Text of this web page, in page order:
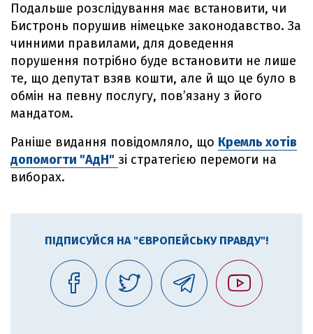
Подальше розслідування має встановити, чи
Бистронь порушив німецьке законодавство. За
чинними правилами, для доведення
порушення потрібно буде встановити не лише
те, що депутат взяв кошти, але й що це було в
обмін на певну послугу, пов’язану з його
мандатом.
Раніше видання повідомляло, що Кремль хотів
допомогти "АдН" зі стратегією перемоги на
виборах.
ПІДПИСУЙСЯ НА "ЄВРОПЕЙСЬКУ ПРАВДУ"!